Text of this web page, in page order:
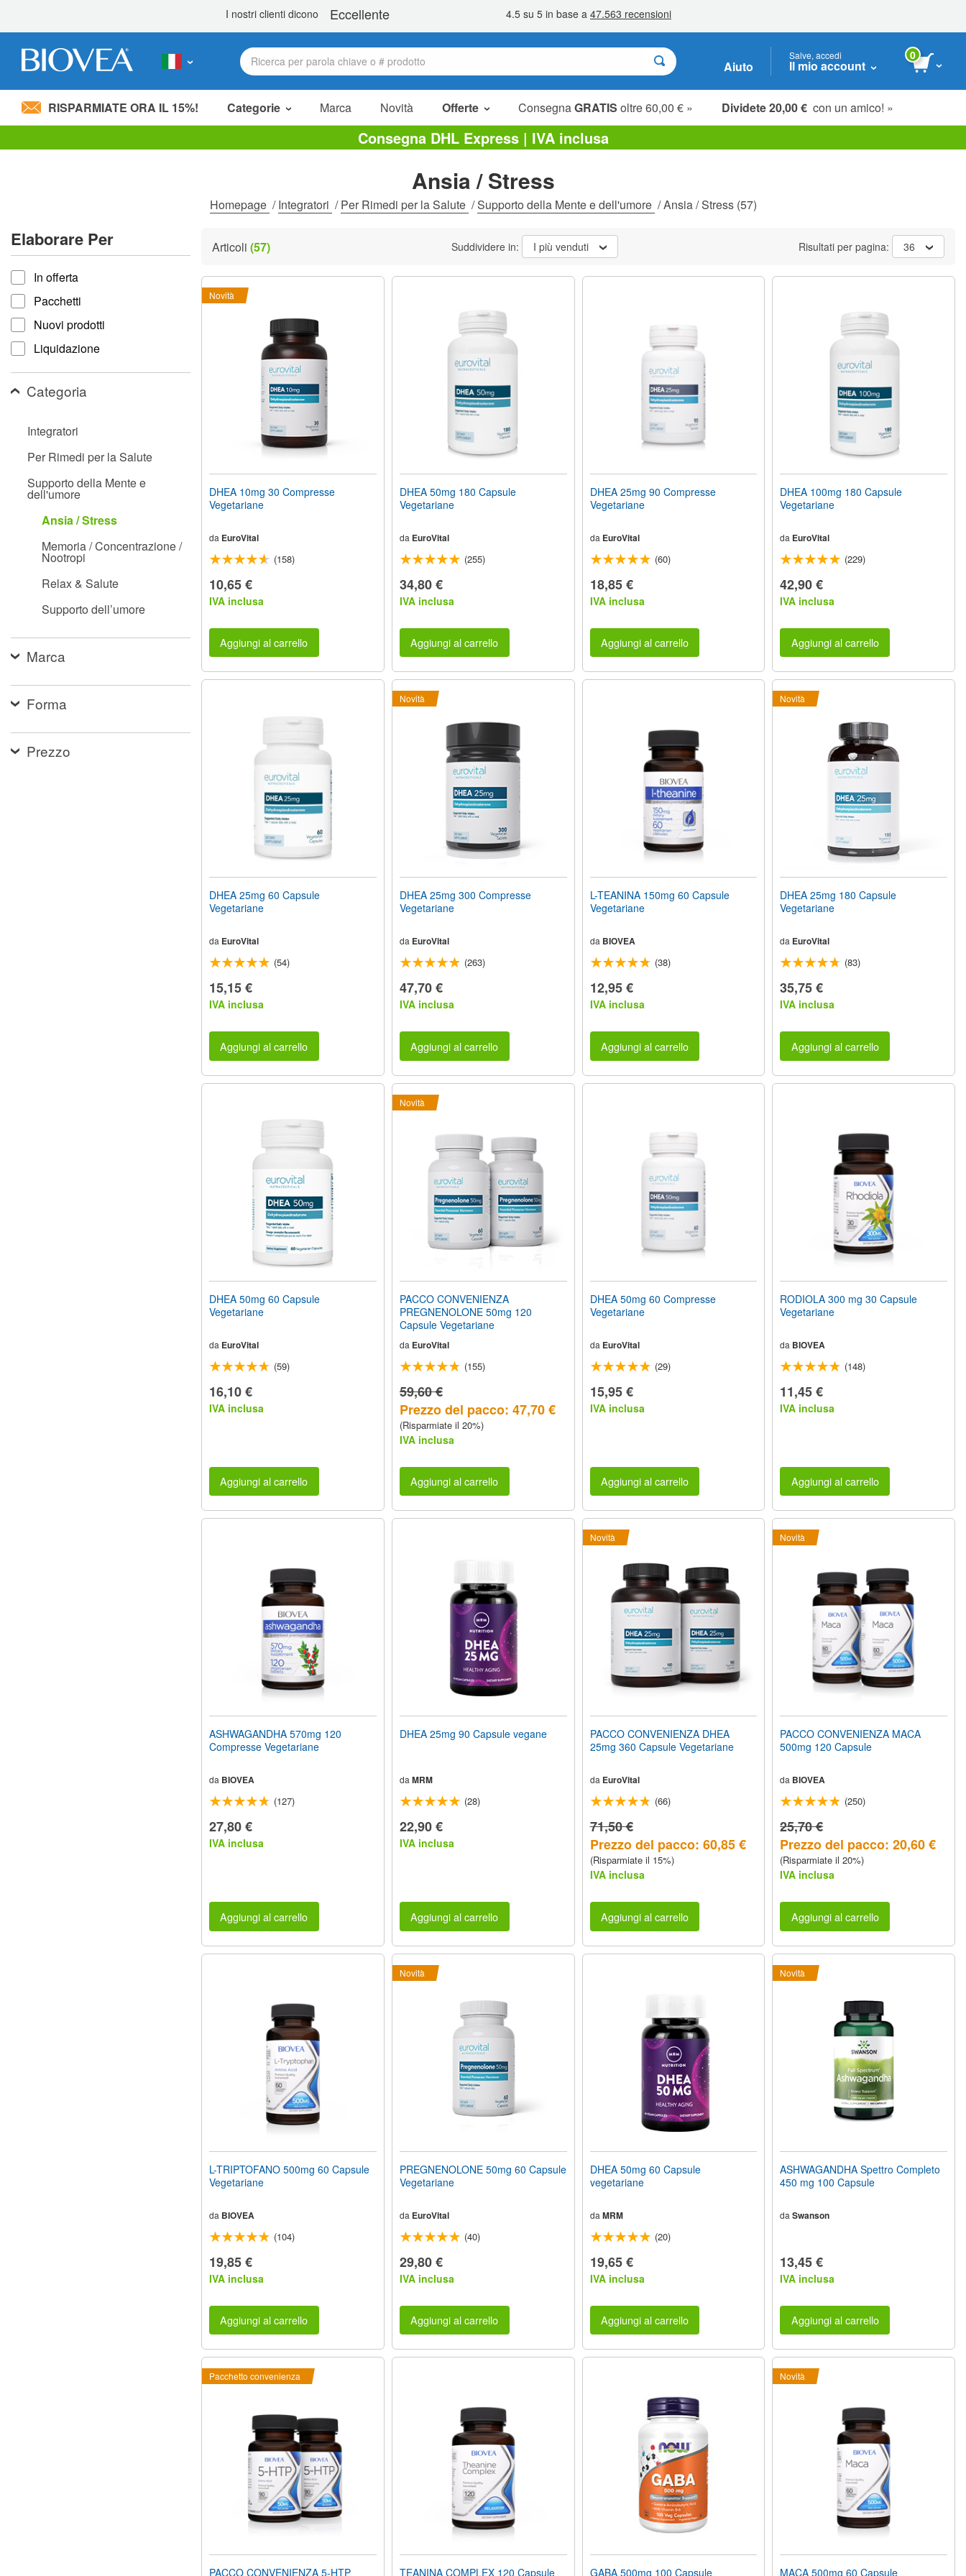
Nota:
accessibilità.
Premi
Control-
F11
per
adattare
sito
web
vedenti
reader;
Control-
accessibilità.
Aiuto
Salve, accedi
Il mio account
0
RISPARMIATE ORA IL 15%! Categorie Marca Novità Offerte ConsegnaGRATIS oltre 60,00 € » Dividete 20,00 € con un amico! »
Articoli in offerta
Pacchetti
Liquidazione
Consegna DHL Express | IVA inclusa
Ansia / Stress
Homepage /Integratori /Per Rimedi per la Salute /Supporto della Mente e dell'umore /Ansia / Stress(57)
Elaborare Per
Elaborare per
In offerta
Pacchetti
Nuovi prodotti
Liquidazione
Categoria
Integratori
Per Rimedi per la Salute
Supporto della Mente e
dell'umore
Ansia / Stress
Memoria / Concentrazione /
Nootropi
Relax & Salute
Supporto dell’umore
Marca
Forma
Prezzo
Articoli (57) Suddividere in: I più venduti Risultati per pagina: 36
Novità
DHEA 10mg 30 Compresse
Vegetariane
da EuroVital
(158)
10,65 €
IVA inclusa
Aggiungi al carrello
DHEA 50mg 180 Capsule
Vegetariane
da EuroVital
(255)
34,80 €
IVA inclusa
Aggiungi al carrello
DHEA 25mg 90 Compresse
Vegetariane
da EuroVital
(60)
18,85 €
IVA inclusa
Aggiungi al carrello
DHEA 100mg 180 Capsule
Vegetariane
da EuroVital
(229)
42,90 €
IVA inclusa
Aggiungi al carrello
DHEA 25mg 60 Capsule
Vegetariane
da EuroVital
(54)
15,15 €
IVA inclusa
Aggiungi al carrello
Novità
DHEA 25mg 300 Compresse
Vegetariane
da EuroVital
(263)
47,70 €
IVA inclusa
Aggiungi al carrello
L-TEANINA 150mg 60 Capsule
Vegetariane
da BIOVEA
(38)
12,95 €
IVA inclusa
Aggiungi al carrello
Novità
DHEA 25mg 180 Capsule
Vegetariane
da EuroVital
(83)
35,75 €
IVA inclusa
Aggiungi al carrello
DHEA 50mg 60 Capsule
Vegetariane
da EuroVital
(59)
16,10 €
IVA inclusa
Aggiungi al carrello
Novità
PACCO CONVENIENZA
PREGNENOLONE 50mg 120
Capsule Vegetariane
da EuroVital
(155)
59,60 €
Prezzo del pacco: 47,70 €
(Risparmiate il 20%)
IVA inclusa
Aggiungi al carrello
DHEA 50mg 60 Compresse
Vegetariane
da EuroVital
(29)
15,95 €
IVA inclusa
Aggiungi al carrello
RODIOLA 300 mg 30 Capsule
Vegetariane
da BIOVEA
(148)
11,45 €
IVA inclusa
Aggiungi al carrello
ASHWAGANDHA 570mg 120
Compresse Vegetariane
da BIOVEA
(127)
27,80 €
IVA inclusa
Aggiungi al carrello
DHEA 25mg 90 Capsule vegane
daMRM
(28)
22,90 €
IVA inclusa
Aggiungi al carrello
Novità
PACCO CONVENIENZA DHEA
25mg 360 Capsule Vegetariane
da EuroVital
(66)
71,50 €
Prezzo del pacco: 60,85 €
(Risparmiate il 15%)
IVA inclusa
Aggiungi al carrello
Novità
PACCO CONVENIENZA MACA
500mg 120 Capsule
da BIOVEA
(250)
25,70 €
Prezzo del pacco: 20,60 €
(Risparmiate il 20%)
IVA inclusa
Aggiungi al carrello
L-TRIPTOFANO 500mg 60 Capsule
Vegetariane
da BIOVEA
(104)
19,85 €
IVA inclusa
Aggiungi al carrello
Novità
PREGNENOLONE 50mg 60 Capsule
Vegetariane
da EuroVital
(40)
29,80 €
IVA inclusa
Aggiungi al carrello
DHEA 50mg 60 Capsule
vegetariane
da MRM
(20)
19,65 €
IVA inclusa
Aggiungi al carrello
Novità
ASHWAGANDHA Spettro Completo
450 mg 100 Capsule
da Swanson
13,45 €
IVA inclusa
Aggiungi al carrello
Pacchetto convenienza
PACCO CONVENIENZA 5-HTP TEANINA COMPLEX 120 Capsule GABA 500mg 100 Capsule
Novità
MACA 500mg 60 Capsule